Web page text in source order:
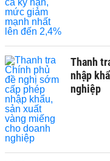
Thanh
nhập
nghiệp